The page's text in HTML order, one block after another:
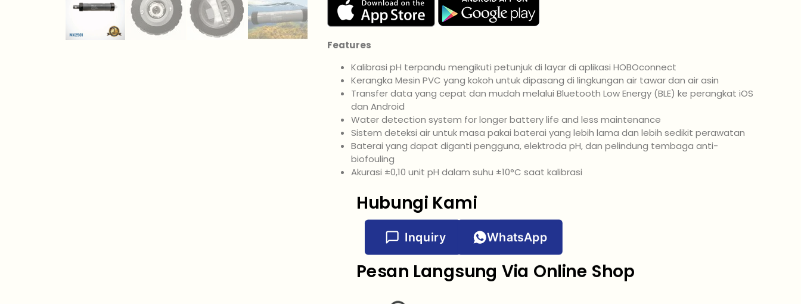
Features
Kalibrasi pH terpandu mengikuti petunjuk di layar di aplikasi HOBOconnect
Kerangka Mesin PVC yang kokoh untuk dipasang di lingkungan air tawar dan air asin
Transfer data yang cepat dan mudah melalui Bluetooth Low Energy (BLE) ke perangkat iOS
dan Android
Water detection system for longer battery life and less maintenance
Sistem deteksi air untuk masa pakai baterai yang lebih lama dan lebih sedikit perawatan
Baterai yang dapat diganti pengguna, elektroda pH, dan pelindung tembaga anti-
biofouling
Akurasi ±0,10 unit pH dalam suhu ±10°C saat kalibrasi
Hubungi Kami
Inquiry WhatsApp
Pesan Langsung Via Online Shop